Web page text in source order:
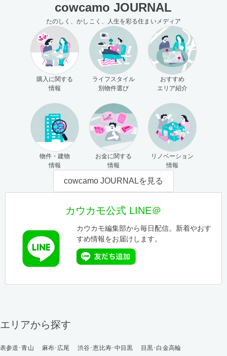
cowcamo JOURNAL
たのしく、かしこく、人生を彩る住まいメディア
購入に関する
情報
ライフスタイル
別物件選び
おすすめ
エリア紹介
物件・建物
情報
お金に関する
情報
リノベーション
情報
cowcamo JOURNALを見る
カウカモ公式 LINE＠
カウカモ編集部から毎日配信。新着やおす
すめ情報をお届けします。
エリアから探す
表参道･青山 麻布･広尾 渋谷･恵比寿･中目黒
目黒･白金高輪